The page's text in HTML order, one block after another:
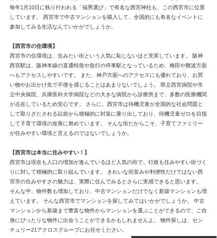
毎年1月10日に執り行われる「福男選び」で有名な西宮神社も、この西宮市に位置
しています。 西宮市で中古マンションを購入して、全国的にも有名なイベントに
参加してみる生活なんていかがでしょうか。
【西宮市の住環境】
西宮市の住環境は、住みたい街という人気に恥じないほど充実しています。 阪神
西宮駅は、阪神本線の直通特急や急行の停車駅となっているため、梅田や難波方面
へもアクセスしやすいです。 また、神戸方面へのアクセスにも優れており、お買
い物やお出かけ先で不便を感じることはあまりないでしょう。 県立西宮病院や市
立中央病院、兵庫医科大学病院などの大きな病院から診療所まで、多数の医療機関
が点在しているため安心です。 さらに、西宮市は待機児童が全国的な社会問題と
して取りざたされる以前から積極的に対策に乗り出しており、待機児童ゼロを目指
して子育て環境の改善に努めています。 そんな街だからこそ、子育てファミリー
が住みやすい環境と言えるのではないでしょうか。
【西宮市は本当に住みやすい！】
西宮市は現在も人口の増加が進んでいるほど人気の街で、行政も住みやすい街づく
りに対して積極的に取り組んでいます。 きれいな街並みや利便性だけではない西
宮市の住みやすさの魅力は、実際に住んでみるとさらに実感できると思います。
そんな中、物件数も増加しており、中古マンションだけでなく新築マンションも増
えています。 そんな西宮市でマンションを探してみてはいかがでしょうか。 中古
マンションから新築まで豊富な物件からマンションを選ぶことができるので、ご自
身にぴったりな物件に出会うことができるかもしれませんよ。 物件探しは、セン
チュリー21アクロスグループにお任せください。